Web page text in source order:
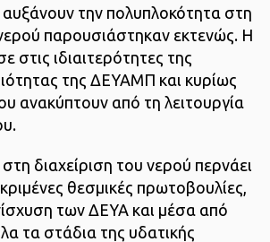
την πολυπλοκότητα στη
παρουσιάστηκαν εκτενώς. Η
στις ιδιαιτερότητες της
της ΔΕΥΑΜΠ και κυρίως
ανακύπτουν από τη λειτουργία
διαχείριση του νερού περνάει
θεσμικές πρωτοβουλίες,
των ΔΕΥΑ και μέσα από
τα στάδια της υδατικής